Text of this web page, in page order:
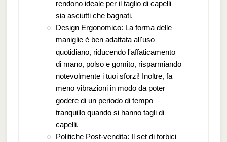
rendono ideale per il taglio di capelli
sia asciutti che bagnati.
Design Ergonomico: La forma delle
maniglie è ben adattata all'uso
quotidiano, riducendo l'affaticamento
di mano, polso e gomito, risparmiando
notevolmente i tuoi sforzi! Inoltre, fa
meno vibrazioni in modo da poter
godere di un periodo di tempo
tranquillo quando si hanno tagli di
capelli.
Politiche Post-vendita: Il set di forbici